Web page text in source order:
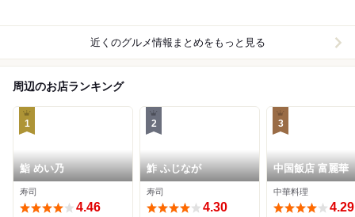
近くのグルメ情報まとめをもっと見る
周辺のお店ランキング
1
鮨 めい乃
寿司
4.46
2
鮓 ふじなが
寿司
4.30
3
中国飯店 富麗華
中華料理
4.29